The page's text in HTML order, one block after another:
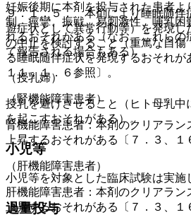
妊娠後期に本剤を投与された患者よ
制、痙攣、振戦、易刺激性、哺乳困
れるおそれがある（なお、これらの
て報告される場合もある）。
（授乳婦）
授乳を避けさせること（ヒト母乳中
を起こすおそれがある）。
小児等
小児等を対象とした臨床試験は実施
過量投与
９．１．５． 本剤により睡眠随伴
遊症状として異常行動等）を発現し
の中止を検討すること（重篤な自傷
る睡眠随伴症状を発現するおそれが
１１．１．６参照〕。
（腎機能障害患者）
腎機能障害患者：本剤のクリアラン
上昇するおそれがある〔７．３、１
（肝機能障害患者）
肝機能障害患者：本剤のクリアラ
上昇するおそれがある〔７．３、１